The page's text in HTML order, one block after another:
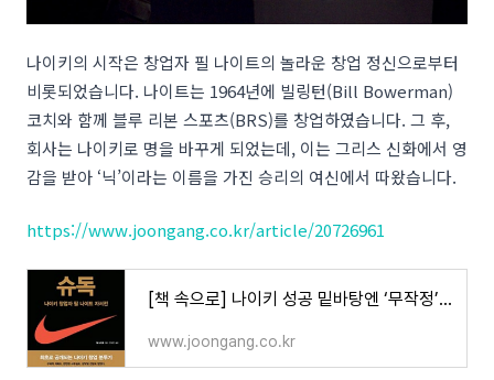
나이키의 시작은 창업자 필 나이트의 놀라운 창업 정신으로부터
비롯되었습니다. 나이트는 1964년에 빌링턴(Bill Bowerman)
코치와 함께 블루 리본 스포츠(BRS)를 창업하였습니다. 그 후,
회사는 나이키로 명을 바꾸게 되었는데, 이는 그리스 신화에서 영
감을 받아 ‘닉’이라는 이름을 가진 승리의 여신에서 따왔습니다.
https://www.joongang.co.kr/article/20726961
[책 속으로] 나이키 성공 밑바탕엔 ‘무작정’ 정신 | 중앙일보
www.joongang.co.kr